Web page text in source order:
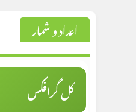
اعداد و شمار
کل گرافکس